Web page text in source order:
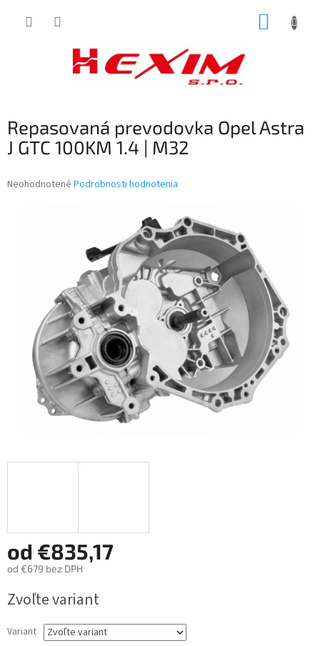
Repasovaná prevodovka Opel Astra
J GTC 100KM 1.4 | M32
Priemerné
Neohodnotené Podrobnosti hodnotenia
od €835,17
od €679 bez DPH
cena:
Zvoľte variant
Variant